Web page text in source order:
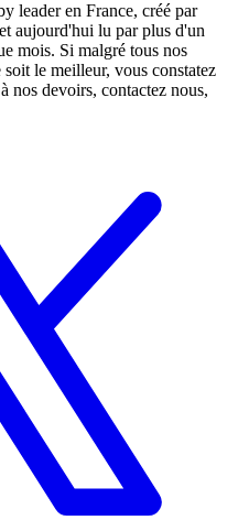
leader en France, créé par
aujourd'hui lu par plus d'un
mois. Si malgré tous nos
le meilleur, vous constatez
nos devoirs, contactez nous,